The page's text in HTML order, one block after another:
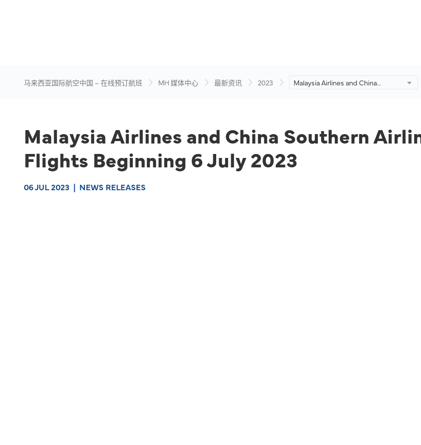
马来西亚国际航空中国 – 在线预订航班 MH 媒体中心 最新资讯 2023
Malaysia Airlines and China
Malaysia Airlines and China Southern
Flights Beginning 6 July 2023
06 JUL 2023 | NEWS RELEASES